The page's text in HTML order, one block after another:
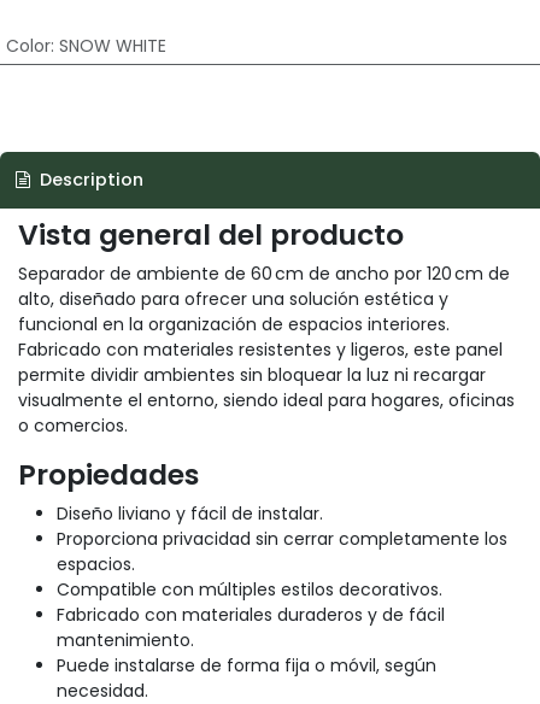
Color: SNOW WHITE
Description
Vista general del producto
Separador de ambiente de 60 cm de ancho por 120 cm de
alto, diseñado para ofrecer una solución estética y
funcional en la organización de espacios interiores.
Fabricado con materiales resistentes y ligeros, este panel
permite dividir ambientes sin bloquear la luz ni recargar
visualmente el entorno, siendo ideal para hogares, oficinas
o comercios.
Propiedades
Diseño liviano y fácil de instalar.
Proporciona privacidad sin cerrar completamente los
espacios.
Compatible con múltiples estilos decorativos.
Fabricado con materiales duraderos y de fácil
mantenimiento.
Puede instalarse de forma fija o móvil, según
necesidad.